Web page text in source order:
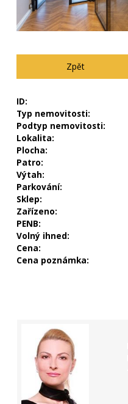
zpět
ID:
Typ nemovitosti:
Podtyp nemovitosti:
Lokalita:
Plocha:
Patro:
Výtah:
Parkování:
Sklep:
Zařízeno:
PENB:
Volný ihned:
Cena:
Cena poznámka: